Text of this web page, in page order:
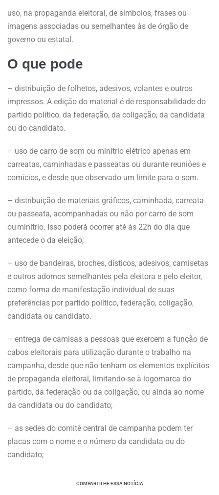
uso, na propaganda eleitoral, de símbolos, frases ou
imagens associadas ou semelhantes às de órgão de
governo ou estatal.
O que pode
– distribuição de folhetos, adesivos, volantes e outros
impressos. A edição do material é de responsabilidade do
partido político, da federação, da coligação, da candidata
ou do candidato.
– uso de carro de som ou minitrio elétrico apenas em
carreatas, caminhadas e passeatas ou durante reuniões e
comícios, e desde que observado um limite para o som.
– distribuição de materiais gráficos, caminhada, carreata
ou passeata, acompanhadas ou não por carro de som
ou minitrio. Isso poderá ocorrer até às 22h do dia que
antecede o da eleição;
– uso de bandeiras, broches, dísticos, adesivos, camisetas
e outros adornos semelhantes pela eleitora e pelo eleitor,
como forma de manifestação individual de suas
preferências por partido político, federação, coligação,
candidata ou candidato.
– entrega de camisas a pessoas que exercem a função de
cabos eleitorais para utilização durante o trabalho na
campanha, desde que não tenham os elementos explícitos
de propaganda eleitoral, limitando-se à logomarca do
partido, da federação ou da coligação, ou ainda ao nome
da candidata ou do candidato;
– as sedes do comitê central de campanha podem ter
placas com o nome e o número da candidata ou do
candidato;
COMPARTILHE ESSA NOTÍCIA